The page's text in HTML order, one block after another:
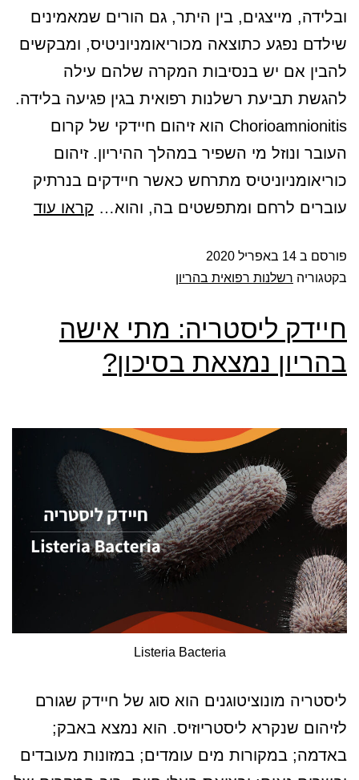
ובלידה, מייצגים, בין היתר, גם הורים שמאמינים
שילדם נפגע כתוצאה מכוריאומניוניטיס, ומבקשים
להבין אם יש בנסיבות המקרה שלהם עילה
להגשת תביעת רשלנות רפואית בגין פגיעה בלידה.
Chorioamnionitis הוא זיהום חיידקי של קרום
העובר ונוזל מי השפיר במהלך ההיריון. זיהום
כוריאומניוניטיס מתרחש כאשר חיידקים בנרתיק
עוברים לרחם ומתפשטים בה, והוא… קראו עוד
פורסם ב 14 באפריל 2020
בקטגוריה רשלנות רפואית בהריון
חיידק ליסטריה: מתי אישה
בהריון נמצאת בסיכון?
Listeria Bacteria
ליסטריה מונוציטוגנים הוא סוג של חיידק שגורם
לזיהום שנקרא ליסטריוזיס. הוא נמצא באבק;
באדמה; במקורות מים עומדים; במזונות מעובדים